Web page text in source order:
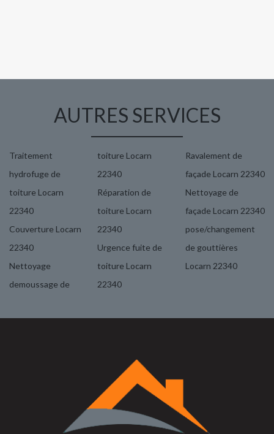
AUTRES SERVICES
Traitement
hydrofuge de
toiture Locarn
22340
Couverture Locarn
22340
Nettoyage
demoussage de
toiture Locarn
22340
Réparation de
toiture Locarn
22340
Urgence fuite de
toiture Locarn
22340
Ravalement de
façade Locarn 22340
Nettoyage de
façade Locarn 22340
pose/changement
de gouttières
Locarn 22340